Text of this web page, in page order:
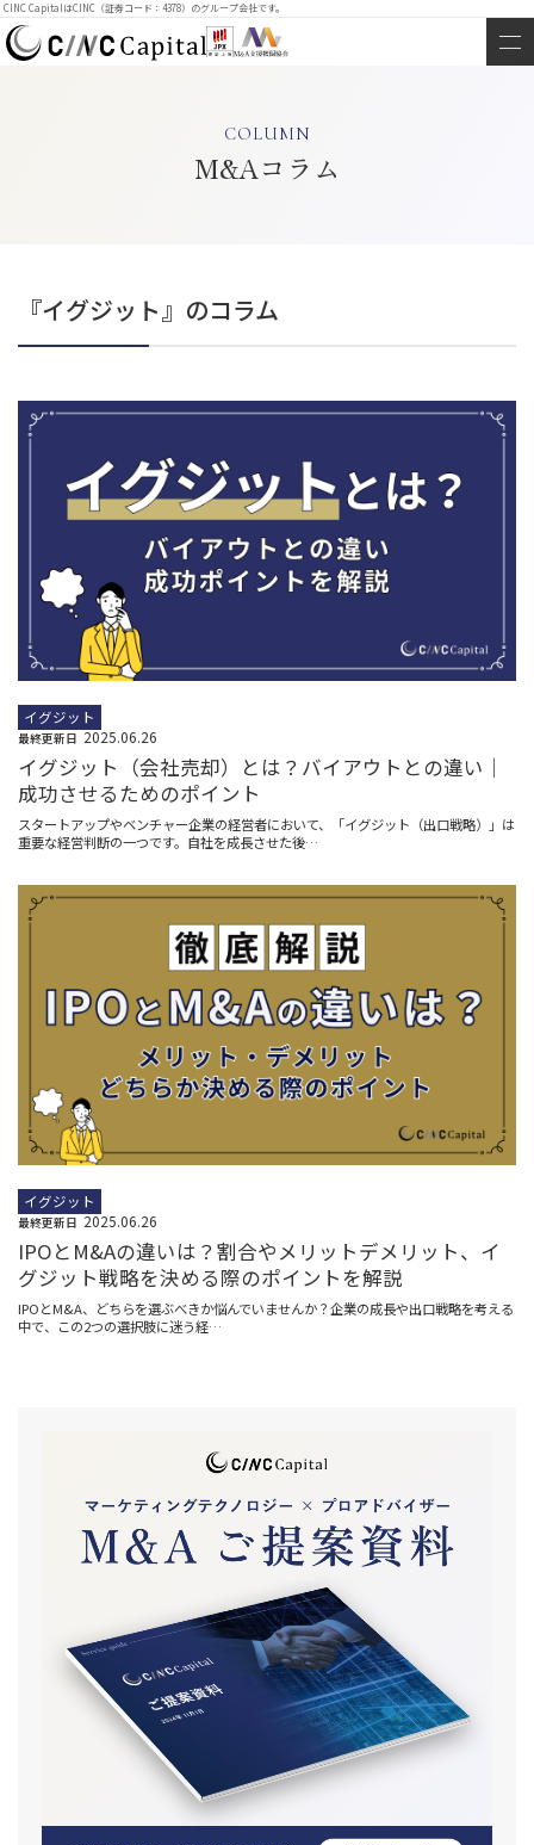
CINC CapitalはCINC（証券コード：4378）のグループ会社です。
COLUMN
M&Aコラム
『イグジット』のコラム
イグジット
最終更新日 2025.06.26
イグジット（会社売却）とは？バイアウトとの違い｜
成功させるためのポイント
スタートアップやベンチャー企業の経営者において、「イグジット（出口戦略）」は
重要な経営判断の一つです。自社を成長させた後…
イグジット
最終更新日 2025.06.26
IPOとM&Aの違いは？割合やメリットデメリット、イ
グジット戦略を決める際のポイントを解説
IPOとM&A、どちらを選ぶべきか悩んでいませんか？企業の成長や出口戦略を考える
中で、この2つの選択肢に迷う経…